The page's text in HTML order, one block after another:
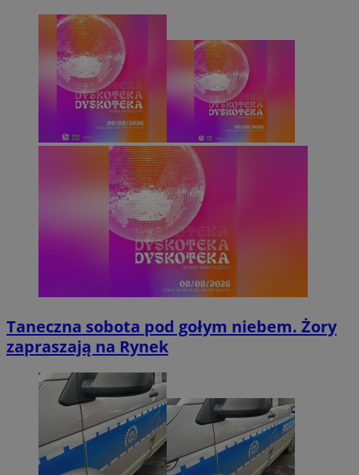
Taneczna sobota pod gołym niebem. Żory
zapraszają na Rynek